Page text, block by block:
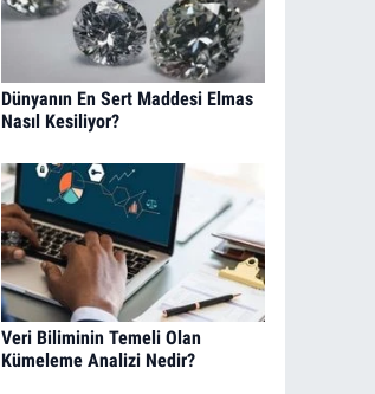
Dünyanın En Sert Maddesi Elmas
Nasıl Kesiliyor?
Veri Biliminin Temeli Olan
Kümeleme Analizi Nedir?